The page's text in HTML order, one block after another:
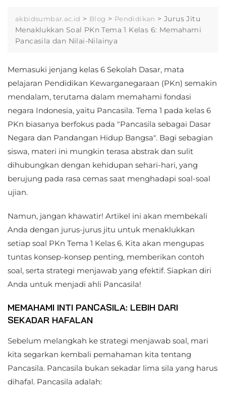
akbidsumbar.ac.id > Blog > Pendidikan >Jurus Jitu
Menaklukkan Soal PKn Tema 1 Kelas 6: Memahami
Pancasila dan Nilai-Nilainya
Memasuki jenjang kelas 6 Sekolah Dasar, mata
pelajaran Pendidikan Kewarganegaraan (PKn) semakin
mendalam, terutama dalam memahami fondasi
negara Indonesia, yaitu Pancasila. Tema 1 pada kelas 6
PKn biasanya berfokus pada "Pancasila sebagai Dasar
Negara dan Pandangan Hidup Bangsa". Bagi sebagian
siswa, materi ini mungkin terasa abstrak dan sulit
dihubungkan dengan kehidupan sehari-hari, yang
berujung pada rasa cemas saat menghadapi soal-soal
ujian.
Namun, jangan khawatir! Artikel ini akan membekali
Anda dengan jurus-jurus jitu untuk menaklukkan
setiap soal PKn Tema 1 Kelas 6. Kita akan mengupas
tuntas konsep-konsep penting, memberikan contoh
soal, serta strategi menjawab yang efektif. Siapkan diri
Anda untuk menjadi ahli Pancasila!
MEMAHAMI INTI PANCASILA: LEBIH DARI
SEKADAR HAFALAN
Sebelum melangkah ke strategi menjawab soal, mari
kita segarkan kembali pemahaman kita tentang
Pancasila. Pancasila bukan sekadar lima sila yang harus
dihafal. Pancasila adalah: